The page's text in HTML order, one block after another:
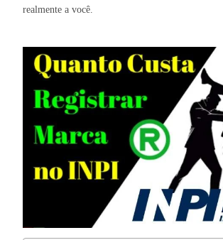
realmente a você.